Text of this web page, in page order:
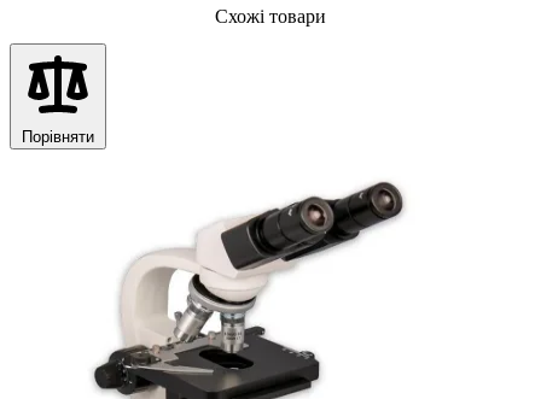
Схожі товари
Порівняти